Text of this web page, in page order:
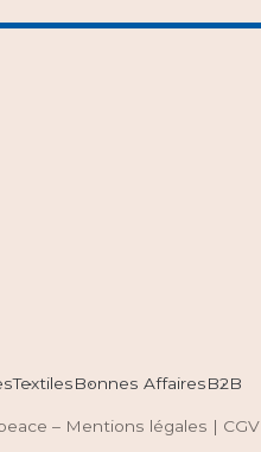
TextilesBonnes AffairesB2B
Mentions légales | CGV